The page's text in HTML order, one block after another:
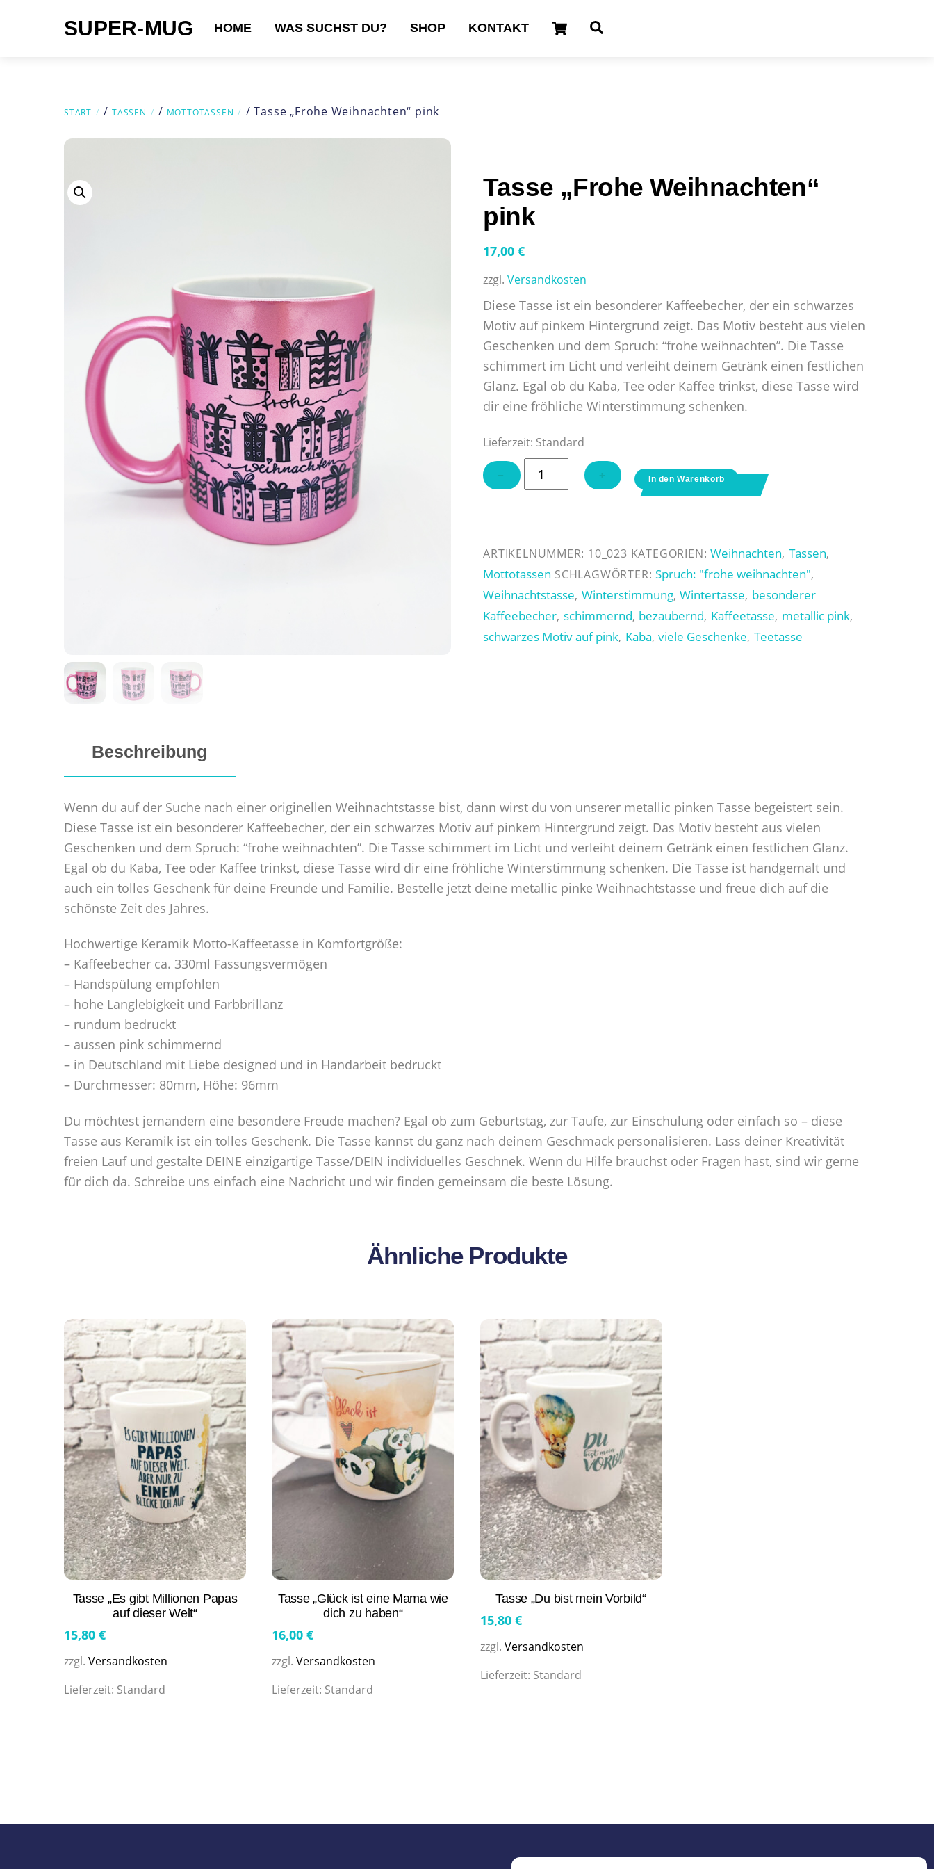
SUPER-MUG Cart
HOME WAS SUCHST DU? SHOP KONTAKT
START / TASSEN / MOTTOTASSEN / Tasse „Frohe Weihnachten“ pink
Tasse „Frohe Weihnachten“
pink
17,00€
zzgl.Versandkosten
Diese Tasse ist ein besonderer Kaffeebecher, der ein schwarzes
Motiv auf pinkem Hintergrund zeigt. Das Motiv besteht aus vielen
Geschenken und dem Spruch: “frohe weihnachten”. Die Tasse
schimmert im Licht und verleiht deinem Getränk einen festlichen
Glanz. Egal ob du Kaba, Tee oder Kaffee trinkst, diese Tasse wird
dir eine fröhliche Winterstimmung schenken.
Lieferzeit: Standard
−
Tasse
"Frohe
Menge
+ In den Warenkorb
ARTIKELNUMMER: 10_023 KATEGORIEN:Weihnachten, Tassen,
Mottotassen SCHLAGWÖRTER:Spruch: "frohe weihnachten",
Weihnachtstasse, Winterstimmung,Wintertasse, besonderer
Kaffeebecher, schimmernd, bezaubernd, Kaffeetasse, metallic pink,
schwarzes Motiv auf pink, Kaba,viele Geschenke, Teetasse
Beschreibung
Wenn du auf der Suche nach einer originellen Weihnachtstasse bist, dann wirst du von unserer metallic pinken Tasse begeistert sein.
Diese Tasse ist ein besonderer Kaffeebecher, der ein schwarzes Motiv auf pinkem Hintergrund zeigt. Das Motiv besteht aus vielen
Geschenken und dem Spruch: “frohe weihnachten”. Die Tasse schimmert im Licht und verleiht deinem Getränk einen festlichen Glanz.
Egal ob du Kaba, Tee oder Kaffee trinkst, diese Tasse wird dir eine fröhliche Winterstimmung schenken. Die Tasse ist handgemalt und
auch ein tolles Geschenk für deine Freunde und Familie. Bestelle jetzt deine metallic pinke Weihnachtstasse und freue dich auf die
schönste Zeit des Jahres.
Hochwertige Keramik Motto-Kaffeetasse in Komfortgröße:
– Kaffeebecher ca. 330ml Fassungsvermögen
– Handspülung empfohlen
– hohe Langlebigkeit und Farbbrillanz
– rundum bedruckt
– aussen pink schimmernd
– in Deutschland mit Liebe designed und in Handarbeit bedruckt
– Durchmesser: 80mm, Höhe: 96mm
Du möchtest jemandem eine besondere Freude machen? Egal ob zum Geburtstag, zur Taufe, zur Einschulung oder einfach so – diese
Tasse aus Keramik ist ein tolles Geschenk. Die Tasse kannst du ganz nach deinem Geschmack personalisieren. Lass deiner Kreativität
freien Lauf und gestalte DEINE einzigartige Tasse/DEIN individuelles Geschnek. Wenn du Hilfe brauchst oder Fragen hast, sind wir gerne
für dich da. Schreibe uns einfach eine Nachricht und wir finden gemeinsam die beste Lösung.
Ähnliche Produkte
Tasse „Es gibt Millionen Papas
auf dieser Welt“
15,80 €
zzgl. Versandkosten
Lieferzeit: Standard
Tasse „Glück ist eine Mama wie
dich zu haben“
16,00€
zzgl.Versandkosten
Lieferzeit: Standard
Tasse „Du bist mein Vorbild“
15,80 €
zzgl. Versandkosten
Lieferzeit: Standard